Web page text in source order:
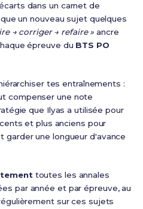
dans un carnet de
un nouveau sujet quelques
→ corriger → refaire » ancre
épreuve du BTS PO
tes entraînements :
compenser une note
que Ilyas a utilisée pour
et plus anciens pour
garder une longueur d'avance
toutes les annales
par année et par épreuve, au
sur ces sujets